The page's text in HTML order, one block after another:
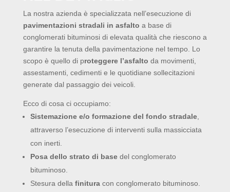
La nostra azienda è specializzata nell’esecuzione di
pavimentazioni stradali in asfalto a base di
conglomerati bituminosi di elevata qualità che riescono a
garantire la tenuta della pavimentazione nel tempo. Lo
scopo è quello di proteggere l’asfalto da movimenti,
assestamenti, cedimenti e le quotidiane sollecitazioni
generate dal passaggio dei veicoli.
Ecco di cosa ci occupiamo:
Sistemazione e/o formazione del fondo stradale,
attraverso l’esecuzione di interventi sulla massicciata
con inerti.
Posa dello strato di basedel conglomerato
bituminoso.
Stesura della finituracon conglomerato bituminoso.